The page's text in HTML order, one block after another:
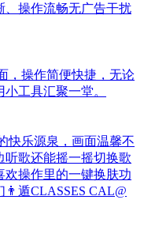
、操作流畅无广告干扰
，操作简便快捷，无论
工具汇聚一堂。
快乐源泉，画面温馨不
听歌还能摇一摇切换歌
欢操作里的一键换肤功
遁️CLASSES CAL@